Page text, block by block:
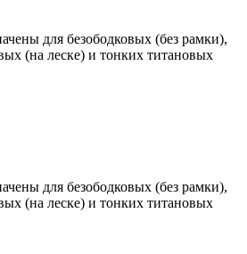
для безободковых (без рамки),
(на леске) и тонких титановых
для безободковых (без рамки),
(на леске) и тонких титановых